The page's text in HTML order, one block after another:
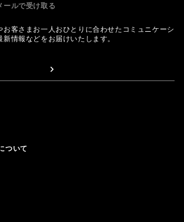
ールで受け取る
お客さまお一人おひとりに合わせたコミュニケーシ
新情報などをお届けいたします。
ついて